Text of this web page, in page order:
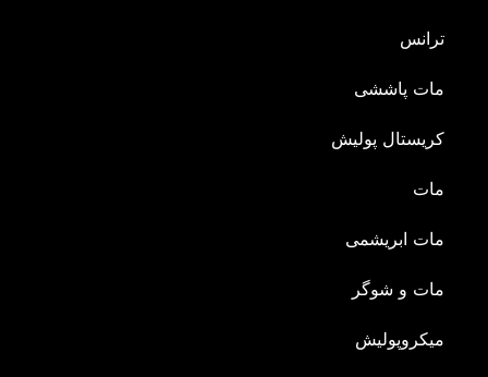
ترانس
مات پاششی
کریستال پولیش
مات
مات ابریشمی
مات و شوگر
میکروپولیش